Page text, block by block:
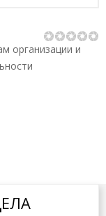
организации и